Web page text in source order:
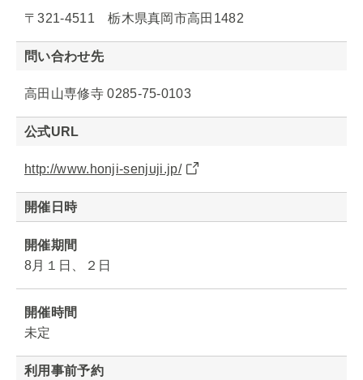
〒321-4511 栃木県真岡市高田1482
問い合わせ先
高田山専修寺 0285-75-0103
公式URL
http://www.honji-senjuji.jp/
開催日時
開催期間
8月１日、２日
開催時間
未定
利用事前予約